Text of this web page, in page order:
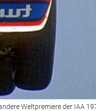
Weltpremiere der IAA